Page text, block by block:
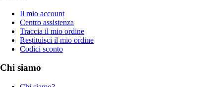
Il mio account
Centro assistenza
Traccia il mio ordine
Restituisci il mio ordine
Codici sconto
Chi siamo